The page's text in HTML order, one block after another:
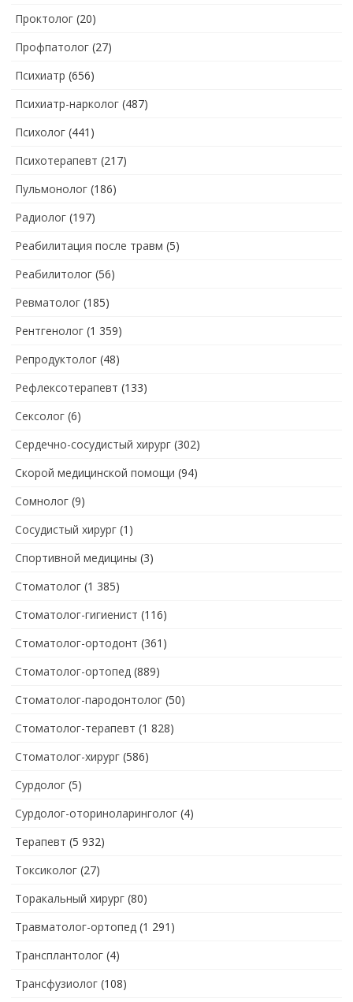
Проктолог (20)
Профпатолог (27)
Психиатр (656)
Психиатр-нарколог (487)
Психолог (441)
Психотерапевт (217)
Пульмонолог (186)
Радиолог (197)
Реабилитация после травм (5)
Реабилитолог (56)
Ревматолог (185)
Рентгенолог (1 359)
Репродуктолог (48)
Рефлексотерапевт (133)
Сексолог (6)
Сердечно-сосудистый хирург (302)
Скорой медицинской помощи (94)
Сомнолог (9)
Сосудистый хирург (1)
Спортивной медицины (3)
Стоматолог (1 385)
Стоматолог-гигиенист (116)
Стоматолог-ортодонт (361)
Стоматолог-ортопед (889)
Стоматолог-пародонтолог (50)
Стоматолог-терапевт (1 828)
Стоматолог-хирург (586)
Сурдолог (5)
Сурдолог-оториноларинголог (4)
Терапевт (5 932)
Токсиколог (27)
Торакальный хирург (80)
Травматолог-ортопед (1 291)
Трансплантолог (4)
Трансфузиолог (108)